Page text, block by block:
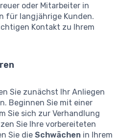
oder Mitarbeiter in
für langjährige Kunden.
Kontakt zu Ihrem
Sie zunächst Ihr Anliegen
Beginnen Sie mit einer
Sie sich zur Verhandlung
Sie Ihre vorbereiteten
Sie die Schwächen in Ihrem